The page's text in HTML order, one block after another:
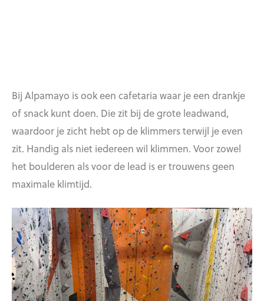
Bij Alpamayo is ook een cafetaria waar je een drankje
of snack kunt doen. Die zit bij de grote leadwand,
waardoor je zicht hebt op de klimmers terwijl je even
zit. Handig als niet iedereen wil klimmen. Voor zowel
het boulderen als voor de lead is er trouwens geen
maximale klimtijd.